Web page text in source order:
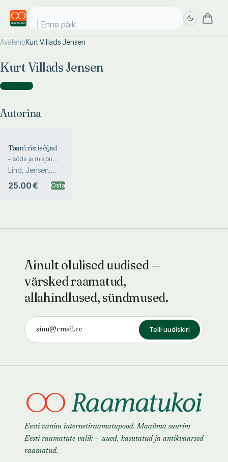
Enne päike
Avaleht/Kurt Villads Jensen
Kurt Villads Jensen
Autorina )
Autorina
Taani ristisõjad
– sõda ja misjon
Läänemere ääres
Lind, Jensen,
Jensen, Bysted
25.00 € Osta
Ainult olulised uudised —
värsked raamatud,
allahindlused, sündmused.
Telli uudiskiri
Eesti vanim internetiraamatupood. Maailma suurim
Eesti raamatute valik — uued, kasutatud ja antikvaarsed
raamatud.